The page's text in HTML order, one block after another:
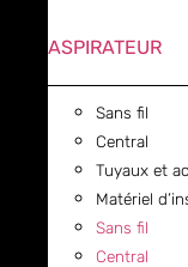
ASPIRATEUR
Sans fil
Central
Tuyaux et
Matériel
Sans fil
Central